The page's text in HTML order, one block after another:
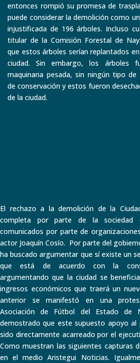
entonces rompió su promesa de
puede considerar la demolición como
injustificada de 196 árboles. Incluso
titular de la Comisión Forestal de
que estos árboles serían replantados
ciudad. Sin embargo, los árboles
maquinaria pesada, sin ningún tipo
de conservación y estos fueron
de la ciudad.
El rechazo a la demolición de la
completa por parte de la sociedad
comunicados por parte de
actor Joaquín Cosío. Por parte del
ha buscado argumentar que sí existe un
que está de acuerdo con la
argumentando que la ciudad se
ingresos económicos que traerá un
anterior se manifestó en una
Asociación de Fútbol del Estado de
demostrado que este supuesto apoyo
sido directamente acarreado por el
Como muestran las siguientes capturas
en el medio Aristegui Noticias.